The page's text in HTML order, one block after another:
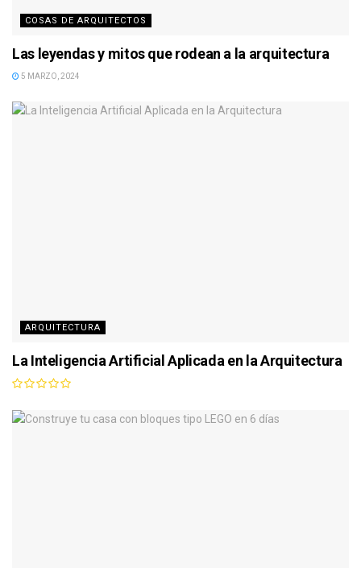
COSAS DE ARQUITECTOS
Las leyendas y mitos que rodean a la arquitectura
5 MARZO, 2024
ARQUITECTURA
La Inteligencia Artificial Aplicada en la Arquitectura